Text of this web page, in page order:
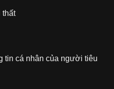
thất
tin cá nhân của người tiêu